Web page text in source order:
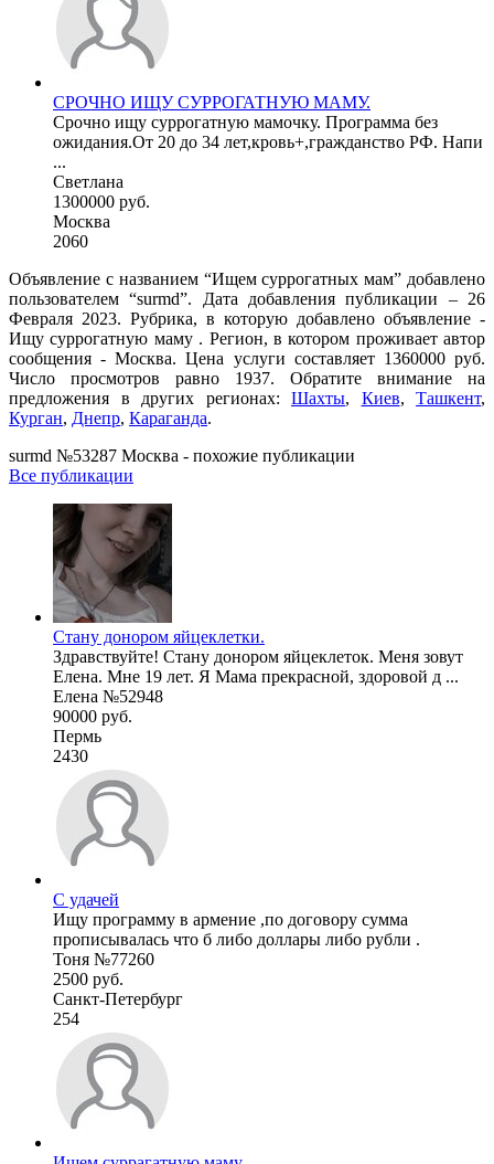
СРОЧНО ИЩУ СУРРОГАТНУЮ МАМУ.
Срочно ищу суррогатную мамочку. Программа без
ожидания.От 20 до 34 лет,кровь+,гражданство РФ. Напи
...
Светлана
1300000 руб.
Москва
2060
Объявление с названием “Ищем суррогатных мам” добавлено
пользователем “surmd”. Дата добавления публикации – 26
Февраля 2023. Рубрика, в которую добавлено объявление -
Ищу суррогатную маму . Регион, в котором проживает автор
сообщения - Москва. Цена услуги составляет 1360000 руб.
Число просмотров равно 1937. Обратите внимание на
предложения в других регионах: Шахты, Киев, Ташкент,
Курган, Днепр, Караганда.
surmd №53287 Москва - похожие публикации
Все публикации
Стану донором яйцеклетки.
Здравствуйте! Стану донором яйцеклеток. Меня зовут
Елена. Мне 19 лет. Я Мама прекрасной, здоровой д ...
Елена №52948
90000 руб.
Пермь
2430
С удачей
Ищу программу в армение ,по договору сумма
прописывалась что б либо доллары либо рубли .
Тоня №77260
2500 руб.
Санкт-Петербург
254